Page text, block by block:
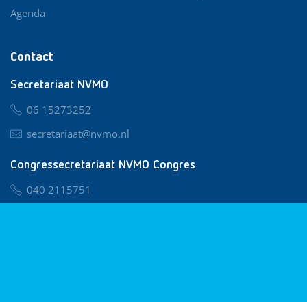
Contact
Secretariaat NVMO
06 15273252
secretariaat@nvmo.nl
Congressecretariaat NVMO Congres
040 2115751
Agenda